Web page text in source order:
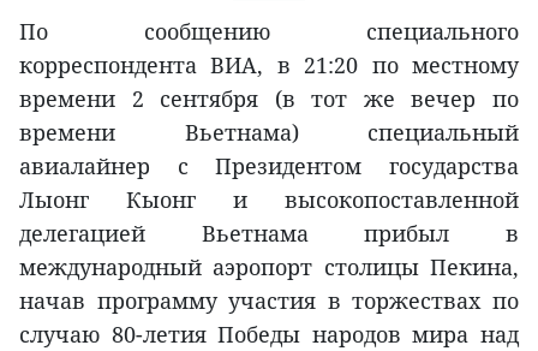
По сообщению специального
корреспондента ВИА, в 21:20 по местному
времени 2 сентября (в тот же вечер по
времени Вьетнама) специальный
авиалайнер с Президентом государства
Лыонг Кыонг и высокопоставленной
делегацией Вьетнама прибыл в
международный аэропорт столицы Пекина,
начав программу участия в торжествах по
случаю 80-летия Победы народов мира над